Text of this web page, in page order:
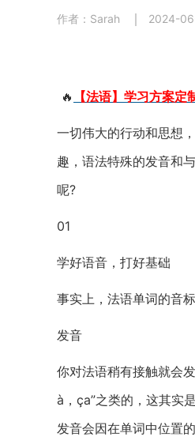
作者：Sarah 2024-
🔥 【法语】学习方案
一切伟大的行动和思想
趣，语法特殊的发音和
呢?
01
学好语音，打好基础
事实上，法语单词的音
发音
你对法语稍有接触就会
à，ça”之类的，这其实
发音会因在单词中位置